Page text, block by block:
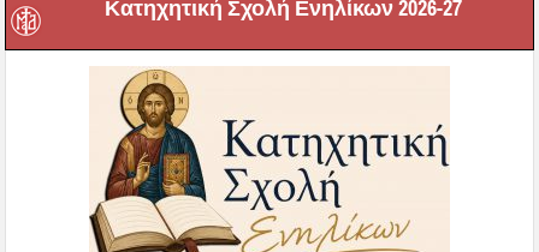
Κατηχητική Σχολή Ενηλίκων 2026-27